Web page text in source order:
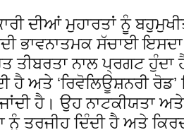
ਦੀਆਂ ਮੁਹਾਰਤਾਂ ਨੂੰ
ਭਾਵਨਾਤਮਕ ਸੱਚਾਈ
ਤੀਬਰਤਾ ਨਾਲ ਪ੍ਰਗਟ ਹੁੰਦਾ
ਹੈ ਅਤੇ ‘ਰਿਵੋਲਿਊਸ਼ਨਰੀ ਰੋਡ’
ਹੈ। ਉਹ ਨਾਟਕੀਯਤਾ
ਨੂੰ ਤਰਜੀਹ ਦਿੰਦੀ ਹੈ ਅਤੇ